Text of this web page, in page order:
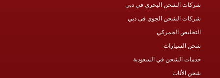
شركات الشحن البحري في دبي
شركات الشحن الجوي فى دبي
التخليص الجمركي
شحن السيارات
خدمات الشحن في السعودية
شحن الأثاث